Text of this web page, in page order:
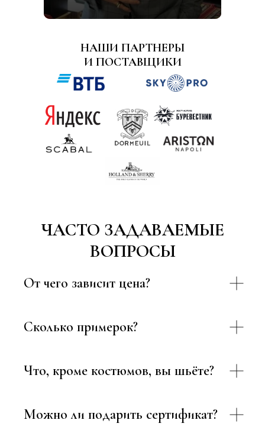
НАШИ ПАРТНЕРЫ
И ПОСТАВЩИКИ
ЧАСТО ЗАДАВАЕМЫЕ
ВОПРОСЫ
От чего зависит цена?
Сколько примерок?
Что, кроме костюмов, вы шьёте?
Можно ли подарить сертификат?